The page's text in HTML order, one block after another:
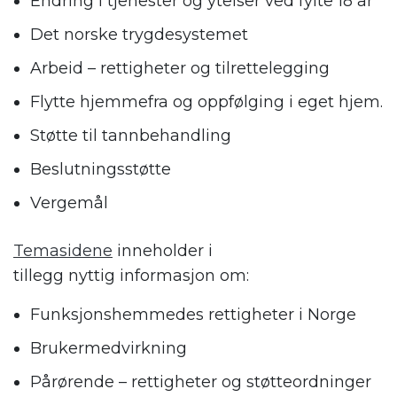
Det norske trygdesystemet
Arbeid – rettigheter og tilrettelegging
Flytte hjemmefra og oppfølging i eget hjem.
Støtte til tannbehandling
Beslutningsstøtte
Vergemål
Temasidene inneholder i
tillegg nyttig informasjon om:
Funksjonshemmedes rettigheter i Norge
Brukermedvirkning
Pårørende – rettigheter og støtteordninger